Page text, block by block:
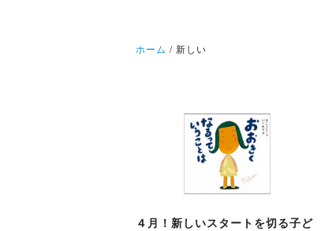
ホーム 新しい
４月！新しいスタートを切る子ど